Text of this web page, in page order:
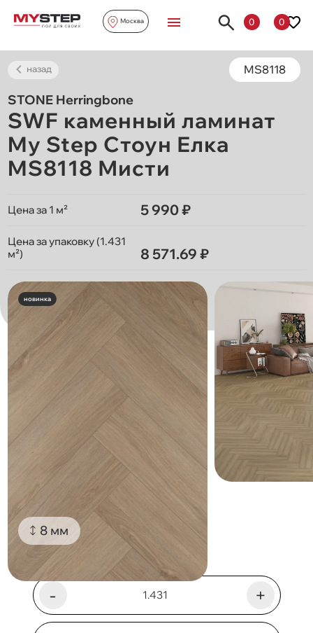
Москва 0 0
назад MS8118
STONE Herringbone
SWF каменный ламинат
My Step Стоун Елка
MS8118 Мисти
Цена за 1 м² 5 990 ₽
Цена за упаковку (1.431
м²)
8 571.69 ₽
- +
новинка
8 мм